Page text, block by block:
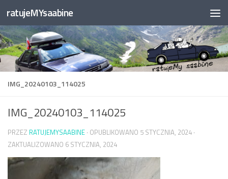
Przejdź do treści
ratujeMYsaabine
IMG_20240103_114025
IMG_20240103_114025
PRZEZ RATUJEMYSAABINE · OPUBLIKOWANO 5 STYCZNIA, 2024 ·
ZAKTUALIZOWANO 6 STYCZNIA, 2024